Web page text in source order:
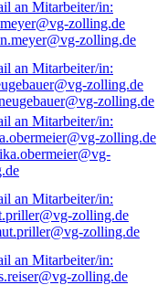
zolling.de
zolling.de
zolling.de